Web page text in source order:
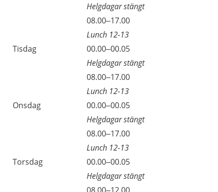
Helgdagar stängt
08.00–17.00
Lunch 12-13
Tisdag
00.00–00.05
Helgdagar stängt
08.00–17.00
Lunch 12-13
Onsdag
00.00–00.05
Helgdagar stängt
08.00–17.00
Lunch 12-13
Torsdag
00.00–00.05
Helgdagar stängt